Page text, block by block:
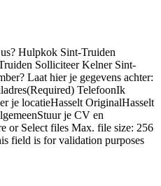
Hulpkok Sint-Truiden
Solliciteer Kelner Sint-
Laat hier je gegevens achter:
TelefoonIk
je locatieHasselt OriginalHasselt
je CV en
or Select files Max. file size: 256
field is for validation purposes